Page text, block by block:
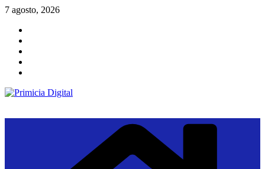
Saltar
contenido
7 agosto, 2026